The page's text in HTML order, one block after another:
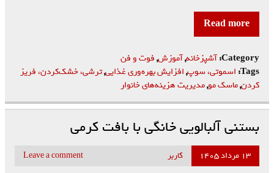
Read more
Category: آشپزخانه,آموزش,فوت و فن
Tags: اسموتی، سوپ,افزایش بهره‌وری غذایی,ترشی، خشک‌کردن، فریز
کردن,ماسک مو,مدیریت هزینه‌های خانوار
بستنی آلبالویی خانگی با بافت کرمی
۱۳ مرداد ۱۴۰۵ کاربر Leave a comment